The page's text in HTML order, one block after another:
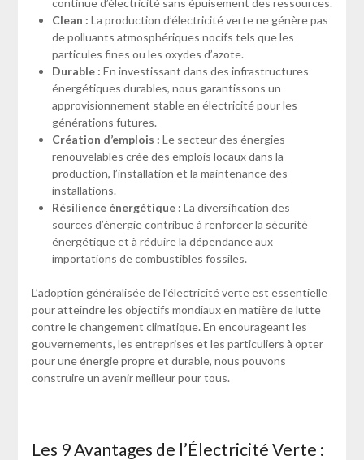
Clean : La production d’électricité verte ne génère pas
de polluants atmosphériques nocifs tels que les
particules fines ou les oxydes d’azote.
Durable : En investissant dans des infrastructures
énergétiques durables, nous garantissons un
approvisionnement stable en électricité pour les
générations futures.
Création d’emplois : Le secteur des énergies
renouvelables crée des emplois locaux dans la
production, l’installation et la maintenance des
installations.
Résilience énergétique : La diversification des
sources d’énergie contribue à renforcer la sécurité
énergétique et à réduire la dépendance aux
importations de combustibles fossiles.
L’adoption généralisée de l’électricité verte est essentielle
pour atteindre les objectifs mondiaux en matière de lutte
contre le changement climatique. En encourageant les
gouvernements, les entreprises et les particuliers à opter
pour une énergie propre et durable, nous pouvons
construire un avenir meilleur pour tous.
Les 9 Avantages de l’Électricité Verte :